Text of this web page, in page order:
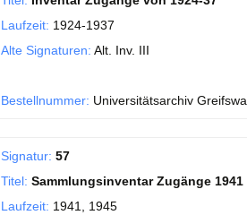
Laufzeit: 1924-1937
Alte Signaturen: Alt. Inv. III
Bestellnummer: Universitätsarchiv
Signatur: 57
Titel: Sammlungsinventar Zugänge 1941
Laufzeit: 1941, 1945